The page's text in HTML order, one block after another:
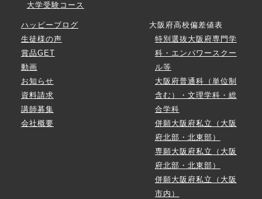
大学受験コース
ハッピーブログ
生徒様の声
賞品GET
動画
お知らせ
資料請求
講師募集
会社概要
大阪府高校偏差値表
特別選抜大阪府専門学
科・エンパワースクー
ル等
大阪府普通科（単位制
含む）・文理学科・総
合学科
併願大阪府私立（大阪
府北部・北東部）
専願大阪府私立（大阪
府北部・北東部）
併願大阪府私立（大阪
市内）